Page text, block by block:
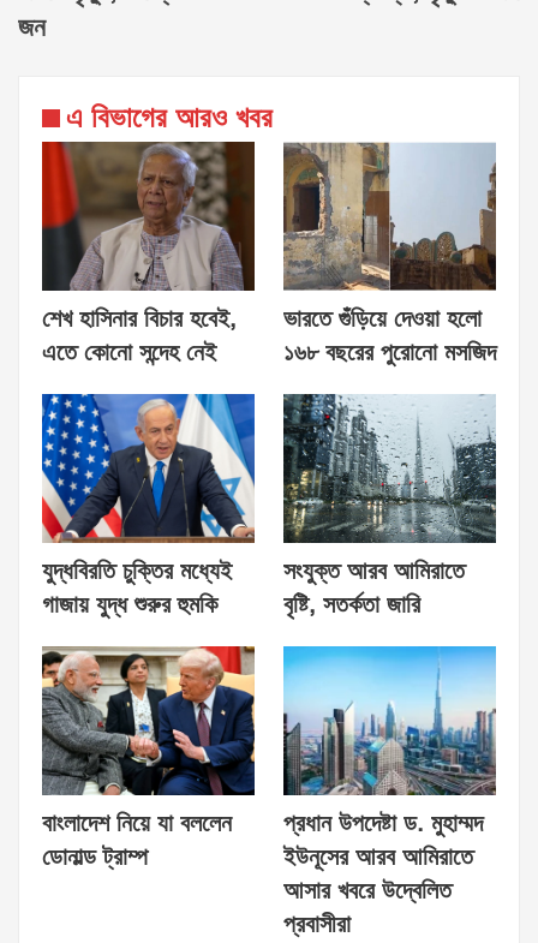
জন
এ বিভাগের আরও খবর
শেখ হাসিনার বিচার হবেই,
এতে কোনো সন্দেহ নেই
ভারতে গুঁড়িয়ে দেওয়া হলো
১৬৮ বছরের পুরোনো মসজিদ
যুদ্ধবিরতি চুক্তির মধ্যেই
গাজায় যুদ্ধ শুরুর হুমকি
সংযুক্ত আরব আমিরাতে
বৃষ্টি, সতর্কতা জারি
বাংলাদেশ নিয়ে যা বললেন
ডোনাল্ড ট্রাম্প
প্রধান উপদেষ্টা ড. মুহাম্মদ
ইউনূসের আরব আমিরাতে
আসার খবরে উদ্বেলিত
প্রবাসীরা